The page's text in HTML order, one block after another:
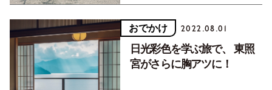
おでかけ 2022.08.01
日光彩色を学ぶ旅で、 東照
宮がさらに胸アツに！